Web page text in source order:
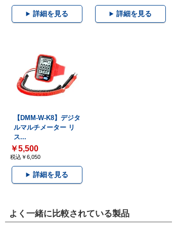
詳細を見る 詳細を見る
【DMM-W-K8】デジタ
ルマルチメーター リ
ス...
￥5,500
税込￥6,050
詳細を見る
よく一緒に比較されている製品